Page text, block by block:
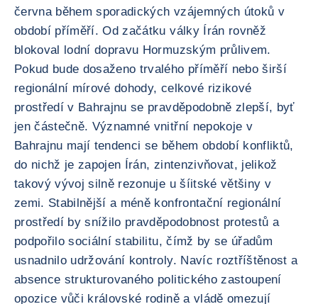
června během sporadických vzájemných útoků v
období příměří. Od začátku války Írán rovněž
blokoval lodní dopravu Hormuzským průlivem.
Pokud bude dosaženo trvalého příměří nebo širší
regionální mírové dohody, celkové rizikové
prostředí v Bahrajnu se pravděpodobně zlepší, byť
jen částečně. Významné vnitřní nepokoje v
Bahrajnu mají tendenci se během období konfliktů,
do nichž je zapojen Írán, zintenzivňovat, jelikož
takový vývoj silně rezonuje u šíitské většiny v
zemi. Stabilnější a méně konfrontační regionální
prostředí by snížilo pravděpodobnost protestů a
podpořilo sociální stabilitu, čímž by se úřadům
usnadnilo udržování kontroly. Navíc roztříštěnost a
absence strukturovaného politického zastoupení
opozice vůči královské rodině a vládě omezují